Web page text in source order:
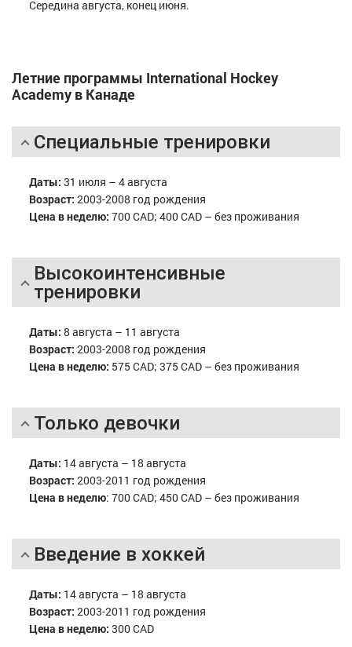
Середина августа, конец июня.
Летние программы International Hockey
Academy в Канаде
Специальные тренировки
Даты: 31 июля – 4 августа
Возраст: 2003-2008 год рождения
Цена в неделю: 700 CAD; 400 CAD – без проживания
Высокоинтенсивные
тренировки
Даты: 8 августа – 11 августа
Возраст: 2003-2008 год рождения
Цена в неделю: 575 CAD; 375 CAD – без проживания
Только девочки
Даты: 14 августа – 18 августа
Возраст: 2003-2011 год рождения
Цена в неделю: 700 CAD; 450 CAD – без проживания
Введение в хоккей
Даты: 14 августа – 18 августа
Возраст: 2003-2011 год рождения
Цена в неделю: 300 CAD